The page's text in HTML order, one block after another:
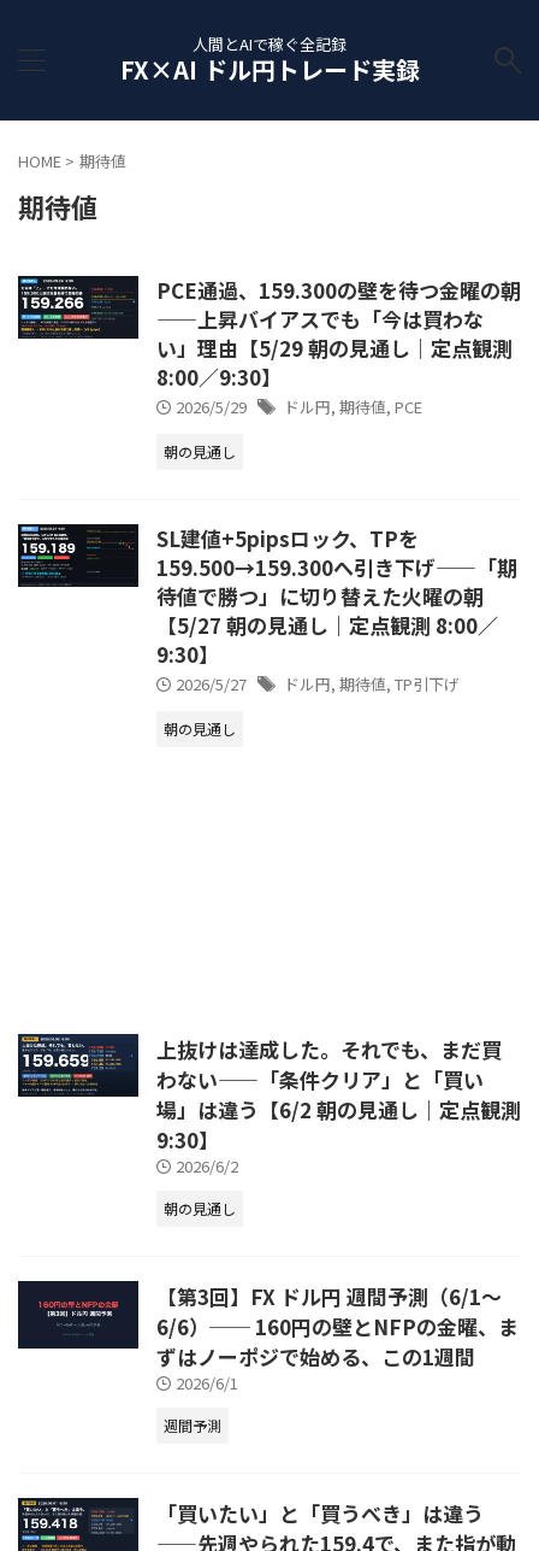
人間とAIで稼ぐ全記録
FX×AI ドル円トレード実録
HOME > 期待値
期待値
PCE通過、159.300の壁を待つ金曜の朝
——上昇バイアスでも「今は買わな
い」理由【5/29 朝の見通し｜定点観測
8:00／9:30】
2026/5/29 ドル円, 期待値, PCE
朝の見通し
SL建値+5pipsロック、TPを
159.500→159.300へ引き下げ——「期
待値で勝つ」に切り替えた火曜の朝
【5/27 朝の見通し｜定点観測 8:00／
9:30】
2026/5/27 ドル円, 期待値, TP引下げ
朝の見通し
上抜けは達成した。それでも、まだ買
わない——「条件クリア」と「買い
場」は違う【6/2 朝の見通し｜定点観測
9:30】
2026/6/2
朝の見通し
【第3回】FX ドル円 週間予測（6/1〜
6/6）── 160円の壁とNFPの金曜、ま
ずはノーポジで始める、この1週間
2026/6/1
週間予測
「買いたい」と「買うべき」は違う
——先週やられた159.4で、また指が動